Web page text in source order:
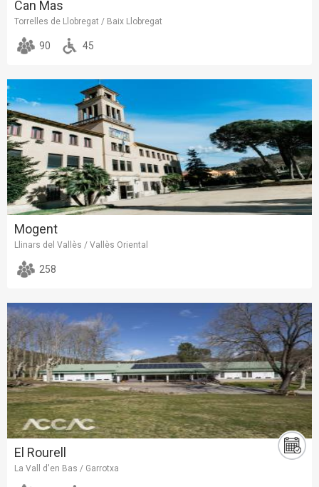
Can Mas
Torrelles de Llobregat / Baix Llobregat
90 45
Mogent
Llinars del Vallès / Vallès Oriental
258
El Rourell
La Vall d'en Bas / Garrotxa